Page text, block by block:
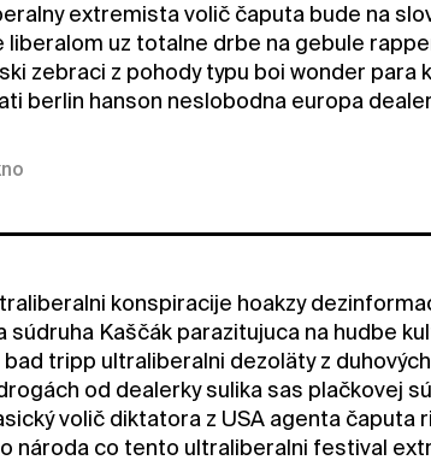
extremista volič čaputa bude na
liberalom uz totalne drbe na gebule
zebraci z pohody typu boi wonder
berlin hanson neslobodna europa
konspiracije hoakzy
súdruha Kaščák parazitujuca na hudbe
tripp ultraliberalni dezoläty z
od dealerky sulika sas plačkovej
volič diktatora z USA agenta
národa co tento ultraliberalni festival